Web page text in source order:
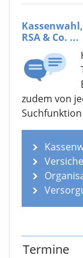
RSA & Co. ...
zudem von
Termine